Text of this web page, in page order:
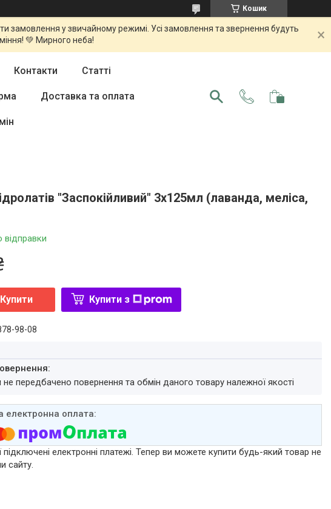
Кошик
замовлення у звичайному режимі. Усі замовлення та звернення будуть
💚 Мирного неба!
Контакти Статті
Доставка та оплата
"Заспокійливий" 3х125мл (лаванда, меліса,
Купити Купити з
98-08
не передбачено повернення та обмін даного товару належної якості
підключені електронні платежі. Тепер ви можете купити будь-який товар не
сайту.